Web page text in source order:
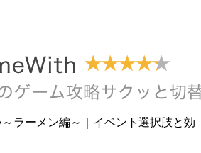
～ラーメン編～｜イベント選択肢と効